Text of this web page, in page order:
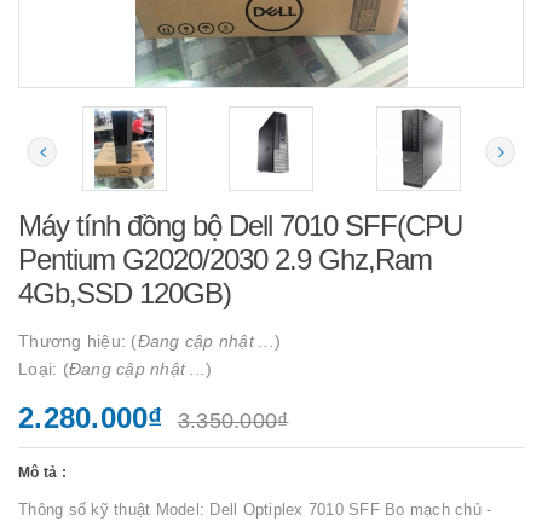
Máy tính đồng bộ Dell 7010 SFF(CPU
Pentium G2020/2030 2.9 Ghz,Ram
4Gb,SSD 120GB)
Thương hiệu: (Đang cập nhật ... )
Loại: (Đang cập nhật ... )
2.280.000₫ 3.350.000₫
Mô tả :
Thông số kỹ thuật Model: Dell Optiplex 7010 SFF Bo mạch chủ -